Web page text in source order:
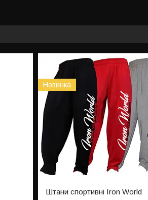
Новинка
Штани спортивні Iron World